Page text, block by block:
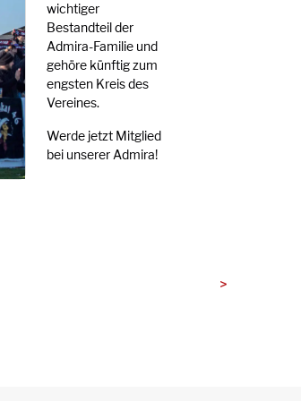
wichtiger
Bestandteil der
Admira-Familie und
gehöre künftig zum
engsten Kreis des
Vereines.
Werde jetzt Mitglied
bei unserer Admira!
>